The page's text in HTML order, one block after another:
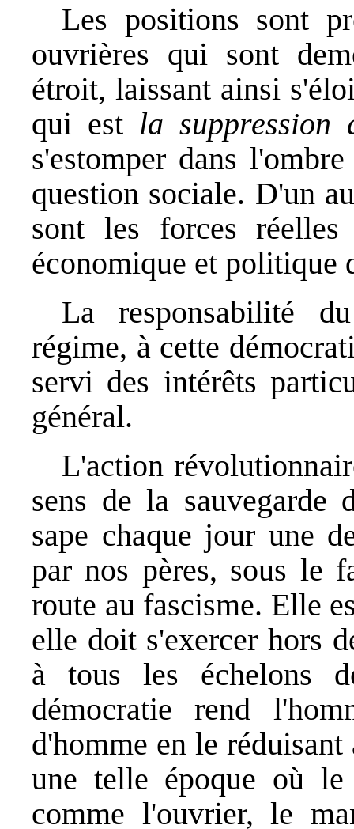
Les positions sont
ouvrières qui sont
étroit, laissant ainsi
qui est la
s'estomper dans
question sociale. D'un
sont les forces
économique et politique
La responsabilité
régime, à cette
servi des intérêts
général.
L'action
sens de la
sape chaque jour une
par nos pères, sous le
route au fascisme. Elle
elle doit s'exercer hors
à tous les échelons
démocratie rend
d'homme en le
une telle époque où le
comme l'ouvrier, le